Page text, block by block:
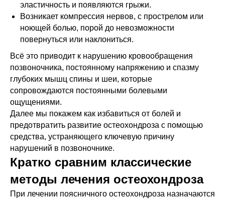
эластичность и появляются грыжи.
Возникает компрессия нервов, с прострелом или
ноющей болью, порой до невозможности
повернуться или наклониться.
Всё это приводит к нарушению кровообращения
позвоночника, постоянному напряжению и спазму
глубоких мышц спины и шеи, которые
сопровождаются постоянными болевыми
ощущениями.
Далее мы покажем как избавиться от болей и
предотвратить развитие остеохондроза с помощью
средства, устраняющего ключевую причину
нарушений в позвоночнике.
Кратко сравним классические
методы лечения остеохондроза
При лечении поясничного остеохондроза назначаются